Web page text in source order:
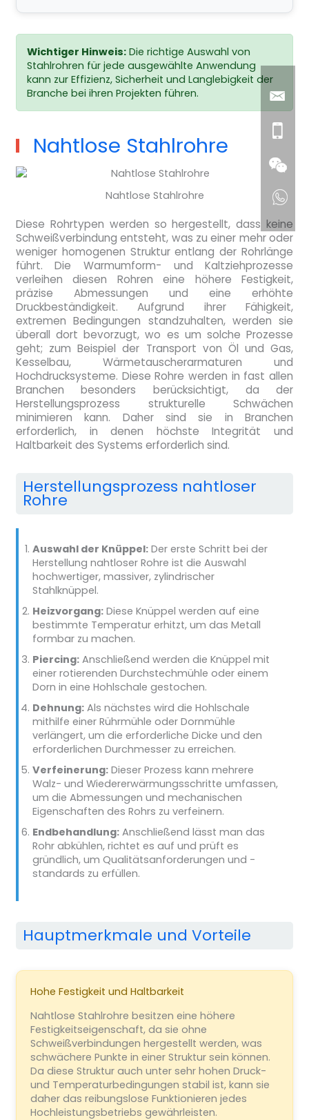
Wichtiger Hinweis:Die richtige Auswahl von
Stahlrohren für jede ausgewählte Anwendung
kann zur Effizienz, Sicherheit und Langlebigkeit der
Branche bei ihren Projekten führen.
Nahtlose Stahlrohre
Nahtlose Stahlrohre
Diese Rohrtypen werden so hergestellt, dass keine
Schweißverbindung entsteht, was zu einer mehr oder
weniger homogenen Struktur entlang der Rohrlänge
führt. Die Warmumform- und Kaltziehprozesse
verleihen diesen Rohren eine höhere Festigkeit,
präzise Abmessungen und eine erhöhte
Druckbeständigkeit. Aufgrund ihrer Fähigkeit,
extremen Bedingungen standzuhalten, werden sie
überall dort bevorzugt, wo es um solche Prozesse
geht; zum Beispiel der Transport von Öl und Gas,
Kesselbau, Wärmetauscherarmaturen und
Hochdrucksysteme. Diese Rohre werden in fast allen
Branchen besonders berücksichtigt, da der
Herstellungsprozess strukturelle Schwächen
minimieren kann. Daher sind sie in Branchen
erforderlich, in denen höchste Integrität und
Haltbarkeit des Systems erforderlich sind.
Herstellungsprozess nahtloser
Rohre
Auswahl der Knüppel:Der erste Schritt bei der
Herstellung nahtloser Rohre ist die Auswahl
hochwertiger, massiver, zylindrischer
Stahlknüppel.
Heizvorgang:Diese Knüppel werden auf eine
bestimmte Temperatur erhitzt, um das Metall
formbar zu machen.
Piercing:Anschließend werden die Knüppel mit
einer rotierenden Durchstechmühle oder einem
Dorn in eine Hohlschale gestochen.
Dehnung:Als nächstes wird die Hohlschale
mithilfe einer Rührmühle oder Dornmühle
verlängert, um die erforderliche Dicke und den
erforderlichen Durchmesser zu erreichen.
Verfeinerung:Dieser Prozess kann mehrere
Walz- und Wiedererwärmungsschritte umfassen,
um die Abmessungen und mechanischen
Eigenschaften des Rohrs zu verfeinern.
Endbehandlung:Anschließend lässt man das
Rohr abkühlen, richtet es auf und prüft es
gründlich, um Qualitätsanforderungen und -
standards zu erfüllen.
Hauptmerkmale und Vorteile
Hohe Festigkeit und Haltbarkeit
Nahtlose Stahlrohre besitzen eine höhere
Festigkeitseigenschaft, da sie ohne
Schweißverbindungen hergestellt werden, was
schwächere Punkte in einer Struktur sein können.
Da diese Struktur auch unter sehr hohen Druck-
und Temperaturbedingungen stabil ist, kann sie
daher das reibungslose Funktionieren jedes
Hochleistungsbetriebs gewährleisten.